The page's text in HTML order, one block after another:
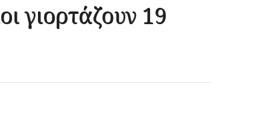
γιορτάζουν 19